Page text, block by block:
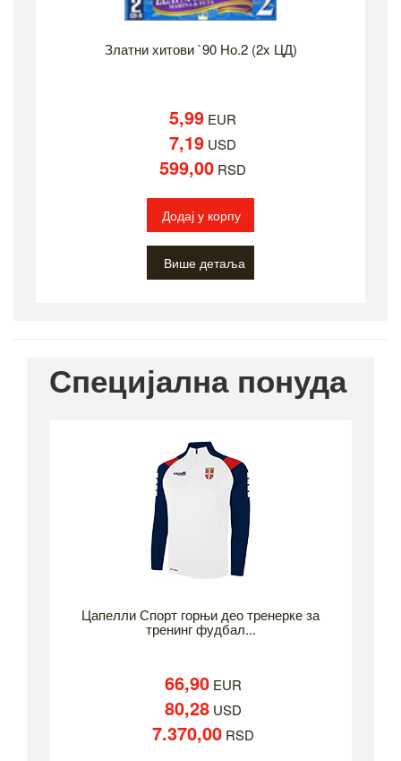
Златни хитови `90 Но.2 (2x ЦД)
5,99 EUR
7,19 USD
599,00 RSD
Додај у корпу
Више детаља
Специјална понуда
Цапелли Спорт горњи део тренерке за
тренинг фудбал...
66,90EUR
80,28USD
7.370,00RSD